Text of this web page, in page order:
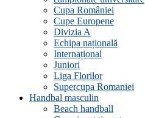
Cupa României
Cupe Europene
Divizia A
Echipa națională
Internațional
Juniori
Liga Florilor
Supercupa Romaniei
Handbal masculin
Beach handball